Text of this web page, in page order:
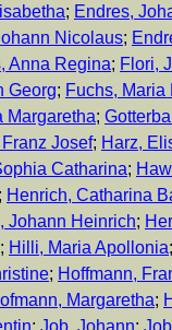
; Endres,
Nicolaus;
Anna Regina; Flori,
Georg; Fuchs, Maria
Margaretha;
Franz Josef; Harz,
Catharina;
; Henrich, Catharina
Johann Heinrich;
; Hilli, Maria Apollonia;
; Hoffmann,
Margaretha;
; Job, Johann;